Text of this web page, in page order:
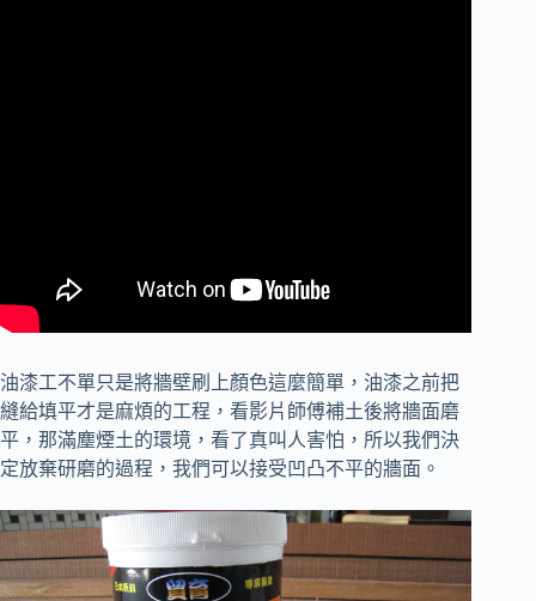
油漆工不單只是將牆壁刷上顏色這麼簡單，油漆之前把
縫給填平才是麻煩的工程， 看影片師傅補土後將牆面磨
平，那滿塵煙土的環境，看了真叫人害怕，所以我們決
定放棄研磨的過程，我們可以接受凹凸不平的牆面。